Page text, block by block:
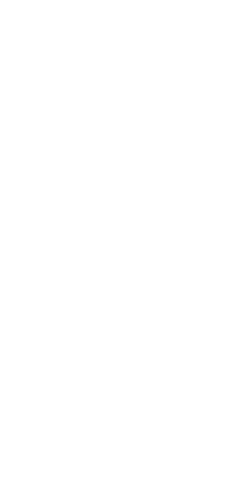
en